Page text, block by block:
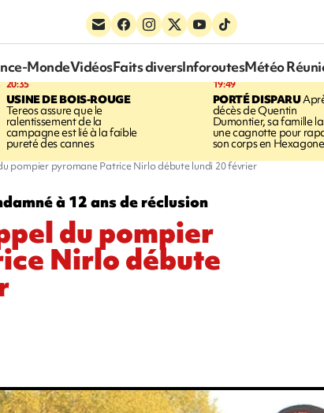
MondeVidéosFaits diversInforoutesMétéo
20:35
USINE DE BOIS-ROUGE
Tereos assure que le
ralentissement de la
campagne est lié à la faible
pureté des cannes
19:49
PORTÉ DISPARU
décès de Quentin
Dumontier, sa famille
une cagnotte pour
son corps en Hexagone
pompier pyromane Patrice Nirlo débute lundi 20 février
à 12 ans de réclusion
du pompier
Nirlo débute